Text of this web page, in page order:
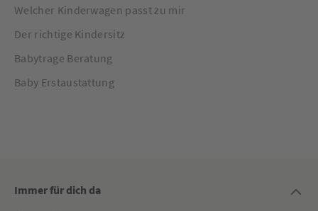
Welcher Kinderwagen passt zu mir
Der richtige Kindersitz
Babytrage Beratung
Baby Erstaustattung
Immer für dich da